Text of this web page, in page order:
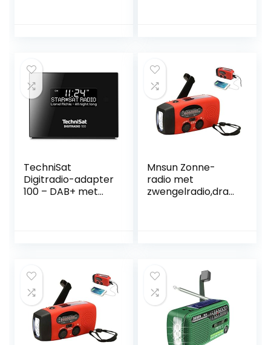
weerkanalen 4
Modi Opladen
SOS-alarm Voor
Wandelen
Kamperen En
Buitengebruik
TechniSat
Digitradio-adapter
100 – DAB+ met
audio-
aansluitkabel,
sleeptimer,
wekker), zwart
Mnsun Zonne-
radio met
zwengelradio,draa
radio,1000
mAh,energiebank
met led-zaklamp
voor kamperen,
wandelen, vissen in
de open lucht